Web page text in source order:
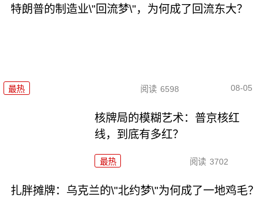
特朗普的制造业\"回流梦\"，为何成了回流东大？
最热 阅读 6598 08-05
核牌局的模糊艺术：普京核红
线，到底有多红？
最热 阅读 3702
扎胖摊牌：乌克兰的\"北约梦\"为何成了一地鸡毛？